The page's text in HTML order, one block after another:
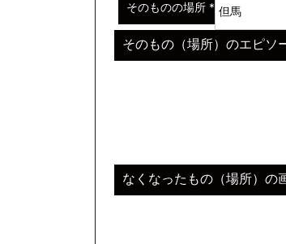
そのものの場所 *
そのもの（場所）のエピソ
なくなったもの（場所）の